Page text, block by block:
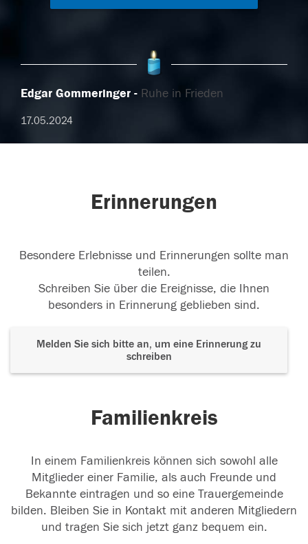
Edgar Gommeringer Ruhe in Frieden
17.05.2024
Erinnerungen
Besondere Erlebnisse und Erinnerungen sollte man
teilen.
Schreiben Sie über die Ereignisse, die Ihnen
besonders in Erinnerung geblieben sind.
Melden Sie sich bitte an, um eine Erinnerung zu
schreiben
Familienkreis
In einem Familienkreis können sich sowohl alle
Mitglieder einer Familie, als auch Freunde und
Bekannte eintragen und so eine Trauergemeinde
bilden. Bleiben Sie in Kontakt mit anderen Mitgliedern
und tragen Sie sich jetzt ganz bequem ein.